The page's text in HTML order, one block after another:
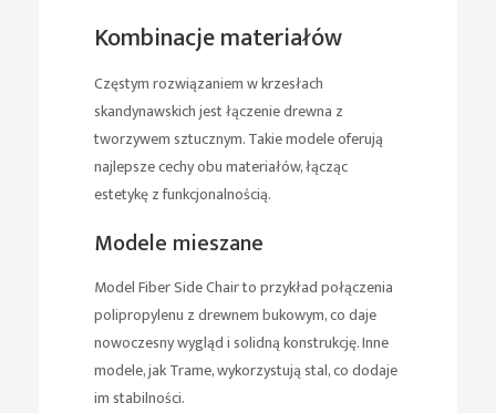
Kombinacje materiałów
Częstym rozwiązaniem w krzesłach
skandynawskich jest łączenie drewna z
tworzywem sztucznym. Takie modele oferują
najlepsze cechy obu materiałów, łącząc
estetykę z funkcjonalnością.
Modele mieszane
Model Fiber Side Chair to przykład połączenia
polipropylenu z drewnem bukowym, co daje
nowoczesny wygląd i solidną konstrukcję. Inne
modele, jak Trame, wykorzystują stal, co dodaje
im stabilności.